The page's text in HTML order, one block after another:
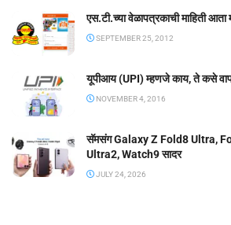
एस.टी.च्या वेळापत्रकाची माहिती आता
SEPTEMBER 25, 2012
यूपीआय (UPI) म्हणजे काय, ते कसे
NOVEMBER 4, 2016
सॅमसंग Galaxy Z Fold8 Ultra,
Ultra2, Watch9 सादर
JULY 24, 2026